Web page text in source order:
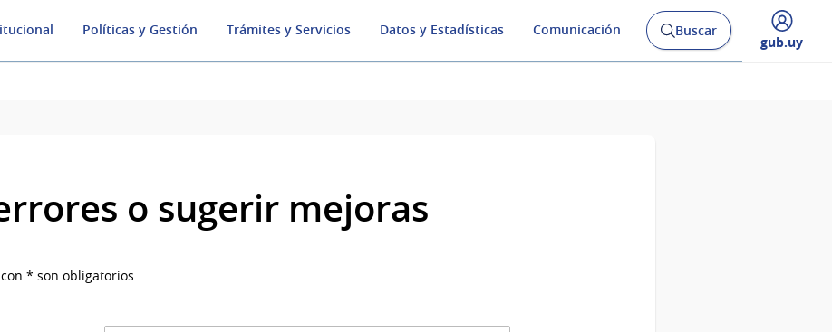
Políticas y Gestión Trámites y Servicios Datos y Estadísticas Comunicación
Abrir
buscador
Buscar
Desplegar
gub.uy
o sugerir mejoras
* son obligatorios